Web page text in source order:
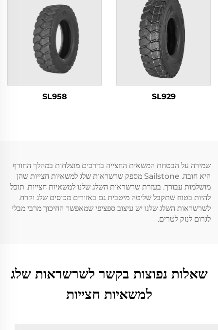
SL929
SL958
שמירה על הבטחת המשאית החצייה בדרכים מוצלחות במהלך החורף
היא חובה. Sailstone מספק שרשראות שלג למשאיות חצייות שהן
מושלמות עבורך. בעזרת שרשראות השלג שלנו למשאיות חצייות, תוכל
להיות בטוח שתקבל שליטה מיטבית גם באזורים מכוסים שלג וקרח.
לשרשראות השלג שלנו יש עיצוב ספציפי שמאפשר החיכוך מרבי מבלי
לגרום לנזק לטרים.
שאלות נפוצות בקשר לשרשראות שלג
למשאיות חצייות